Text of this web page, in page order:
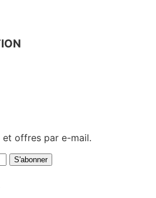
et offres par e-mail.
S'abonner